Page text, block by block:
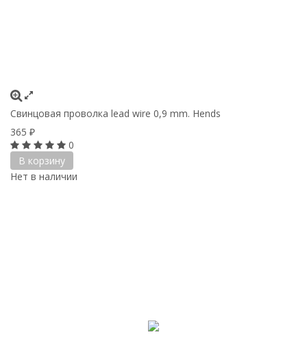
Свинцовая проволка lead wire 0,9 mm. Hends
365 ₽
0
В корзину
Нет в наличии